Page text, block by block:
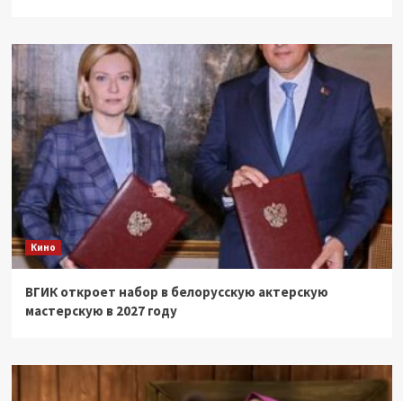
Кино
ВГИК откроет набор в белорусскую актерскую
мастерскую в 2027 году